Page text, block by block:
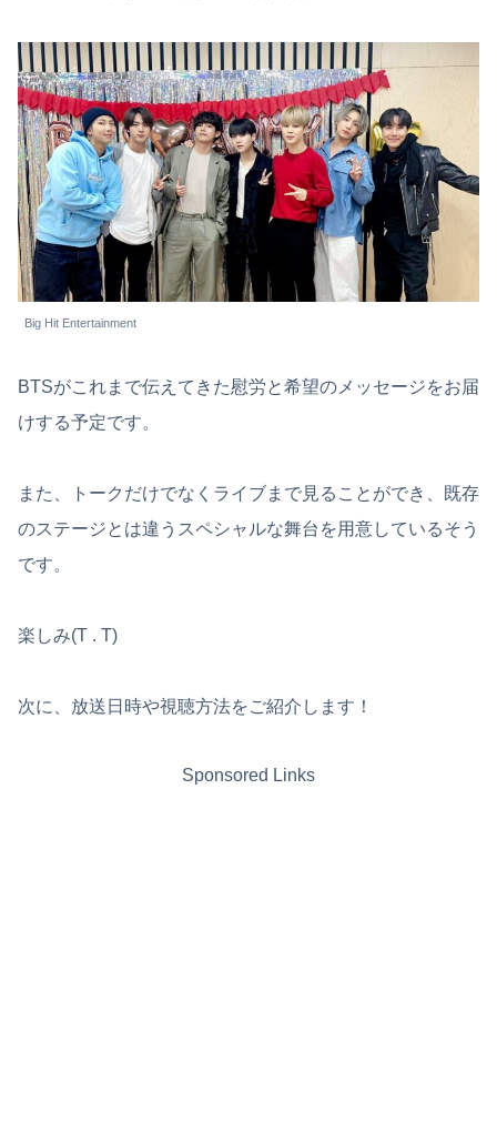
Big Hit Entertainment
BTSがこれまで伝えてきた慰労と希望のメッセージをお届
けする予定です。
また、トークだけでなくライブまで見ることができ、既存
のステージとは違うスペシャルな舞台を用意しているそう
です。
楽しみ(T . T)
次に、放送日時や視聴方法をご紹介します！
Sponsored Links